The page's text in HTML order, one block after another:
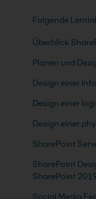
Folgende
Überblick
Planen und
Design einer
Design einer
Design einer
SharePoint
SharePoint
SharePoint
Social Media